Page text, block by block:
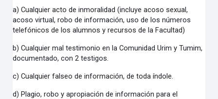
a) Cualquier acto de inmoralidad (incluye acoso sexual,
acoso virtual, robo de información, uso de los números
telefónicos de los alumnos y recursos de la Facultad)
b) Cualquier mal testimonio en la Comunidad Urim y Tumim,
documentado, con 2 testigos.
c) Cualquier falseo de información, de toda índole.
d) Plagio, robo y apropiación de información para el